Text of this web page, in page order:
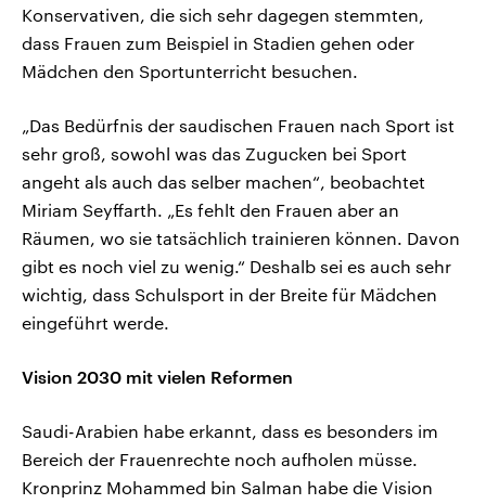
Konservativen, die sich sehr dagegen stemmten,
dass Frauen zum Beispiel in Stadien gehen oder
Mädchen den Sportunterricht besuchen.
„Das Bedürfnis der saudischen Frauen nach Sport ist
sehr groß, sowohl was das Zugucken bei Sport
angeht als auch das selber machen“, beobachtet
Miriam Seyffarth. „Es fehlt den Frauen aber an
Räumen, wo sie tatsächlich trainieren können. Davon
gibt es noch viel zu wenig.“ Deshalb sei es auch sehr
wichtig, dass Schulsport in der Breite für Mädchen
eingeführt werde.
Vision 2030 mit vielen Reformen
Saudi-Arabien habe erkannt, dass es besonders im
Bereich der Frauenrechte noch aufholen müsse.
Kronprinz Mohammed bin Salman habe die Vision